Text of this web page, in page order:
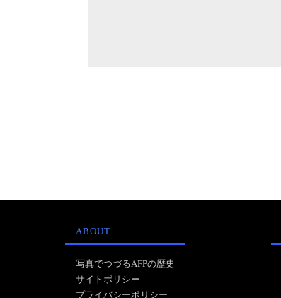
ABOUT
写真でつづるAFPの歴史
サイトポリシー
プライバシーポリシー